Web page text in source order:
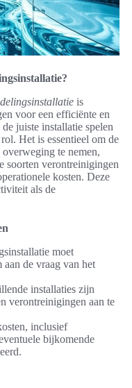
is
voor een efficiënte en
juiste installatie spelen
Het is essentieel om de
te nemen,
soorten verontreinigingen
kosten. Deze
als de
moet
de vraag van het
installaties zijn
verontreinigingen aan te
inclusief
bijkomende